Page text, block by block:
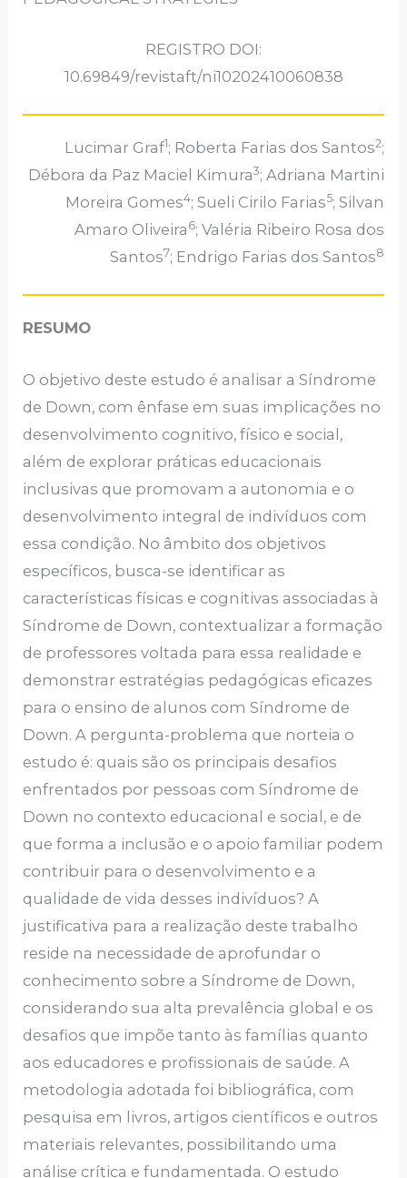
REGISTRO DOI:
10.69849/revistaft/ni10202410060838
Lucimar Graf1; Roberta Farias dos Santos2;
Débora da Paz Maciel Kimura3; Adriana Martini
Moreira Gomes4; Sueli Cirilo Farias5; Silvan
Amaro Oliveira 6; Valéria Ribeiro Rosa dos
Santos7; Endrigo Farias dos Santos8
RESUMO
O objetivo deste estudo é analisar a Síndrome
de Down, com ênfase em suas implicações no
desenvolvimento cognitivo, físico e social,
além de explorar práticas educacionais
inclusivas que promovam a autonomia e o
desenvolvimento integral de indivíduos com
essa condição. No âmbito dos objetivos
específicos, busca-se identificar as
características físicas e cognitivas associadas à
Síndrome de Down, contextualizar a formação
de professores voltada para essa realidade e
demonstrar estratégias pedagógicas eficazes
para o ensino de alunos com Síndrome de
Down. A pergunta-problema que norteia o
estudo é: quais são os principais desafios
enfrentados por pessoas com Síndrome de
Down no contexto educacional e social, e de
que forma a inclusão e o apoio familiar podem
contribuir para o desenvolvimento e a
qualidade de vida desses indivíduos? A
justificativa para a realização deste trabalho
reside na necessidade de aprofundar o
conhecimento sobre a Síndrome de Down,
considerando sua alta prevalência global e os
desafios que impõe tanto às famílias quanto
aos educadores e profissionais de saúde. A
metodologia adotada foi bibliográfica, com
pesquisa em livros, artigos científicos e outros
materiais relevantes, possibilitando uma
análise crítica e fundamentada. O estudo